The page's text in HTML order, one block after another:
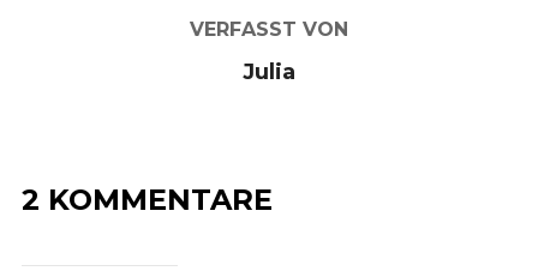
VERFASST VON
Julia
2 KOMMENTARE